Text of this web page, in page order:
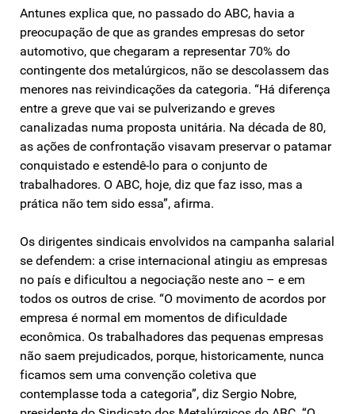
Antunes explica que, no passado do ABC, havia a
preocupação de que as grandes empresas do setor
automotivo, que chegaram a representar 70% do
contingente dos metalúrgicos, não se descolassem das
menores nas reivindicações da categoria. “Há diferença
entre a greve que vai se pulverizando e greves
canalizadas numa proposta unitária. Na década de 80,
as ações de confrontação visavam preservar o patamar
conquistado e estendê-lo para o conjunto de
trabalhadores. O ABC, hoje, diz que faz isso, mas a
prática não tem sido essa”, afirma.
Os dirigentes sindicais envolvidos na campanha salarial
se defendem: a crise internacional atingiu as empresas
no país e dificultou a negociação neste ano – e em
todos os outros de crise. “O movimento de acordos por
empresa é normal em momentos de dificuldade
econômica. Os trabalhadores das pequenas empresas
não saem prejudicados, porque, historicamente, nunca
ficamos sem uma convenção coletiva que
contemplasse toda a categoria”, diz Sergio Nobre,